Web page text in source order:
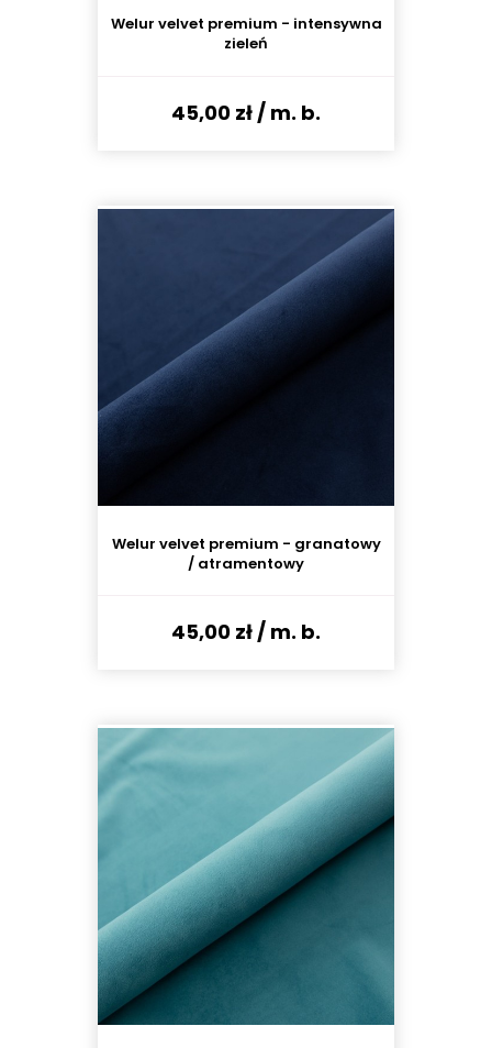
Welur velvet premium - intensywna
zieleń
45,00 zł / m. b.
Welur velvet premium - granatowy
/ atramentowy
45,00 zł / m. b.